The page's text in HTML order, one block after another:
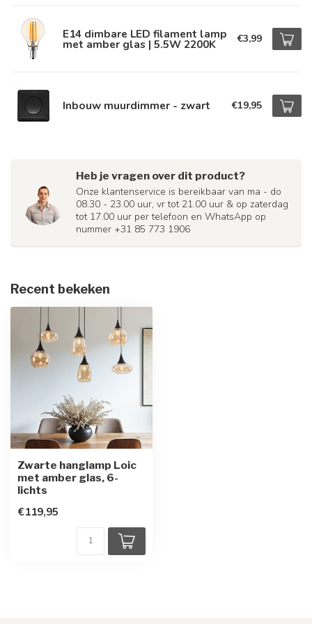
E14 dimbare LED filament lamp
met amber glas | 5.5W 2200K €3,99
Inbouw muurdimmer - zwart €19,95
Heb je vragen over dit product?
Onze klantenservice is bereikbaar van ma - do
08.30 - 23.00 uur, vr tot 21.00 uur & op zaterdag
tot 17.00 uur per telefoon en WhatsApp op
nummer +31 85 773 1906
Recent bekeken
Zwarte hanglamp Loic
met amber glas, 6-
lichts
€119,95